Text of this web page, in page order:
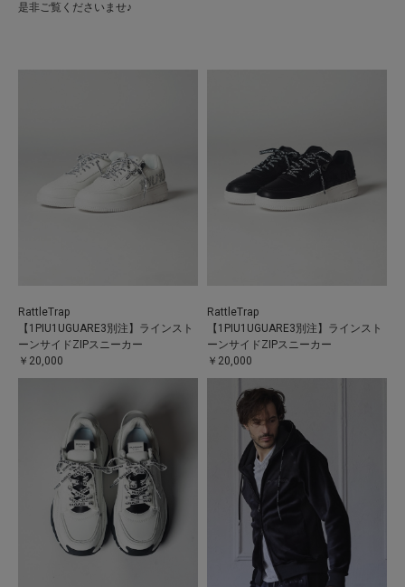
是非ご覧くださいませ♪
RattleTrap
【1PIU1UGUARE3別注】ラインスト
ーンサイドZIPスニーカー
￥20,000
RattleTrap
【1PIU1UGUARE3別注】ラインスト
ーンサイドZIPスニーカー
￥20,000